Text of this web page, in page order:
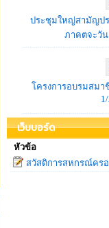
ประชุมใหญ่สามัญปร
ภาคตจะวัน
โครงการอบรมสม
เว็บบอร์ด
หัวข้อ
สวัสดิการสหกรณ์คร